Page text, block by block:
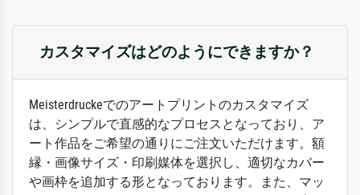
カスタマイズはどのようにできますか？
Meisterdruckeでのアートプリントのカスタマイズ
は、シンプルで直感的なプロセスとなっており、ア
ート作品をご希望の通りにご注文いただけます。額
縁・画像サイズ・印刷媒体を選択し、適切なカバー
や画枠を追加する形となっております。また、マッ